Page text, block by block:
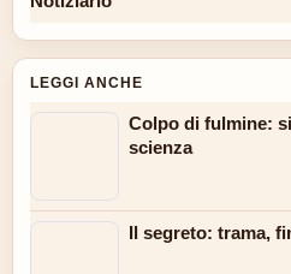
LEGGI ANCHE
Colpo di fulmine:
scienza
Il segreto: trama,